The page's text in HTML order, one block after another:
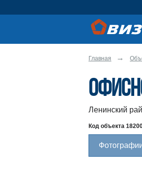
Главная
Ленинский
Код объекта